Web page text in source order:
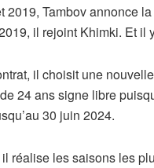
2019, Tambov annonce
il rejoint Khimki. Et il
il choisit une
de 24 ans signe libre
30 juin 2024.
il réalise les saisons les